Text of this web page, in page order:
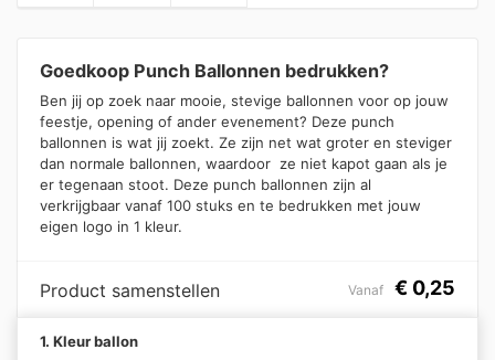
Goedkoop Punch Ballonnen bedrukken?
Ben jij op zoek naar mooie, stevige ballonnen voor op jouw
feestje, opening of ander evenement? Deze punch
ballonnen is wat jij zoekt. Ze zijn net wat groter en steviger
dan normale ballonnen, waardoor ze niet kapot gaan als je
er tegenaan stoot. Deze punch ballonnen zijn al
verkrijgbaar vanaf 100 stuks en te bedrukken met jouw
eigen logo in 1 kleur.
Product samenstellen Vanaf € 0,25
1. Kleur ballon